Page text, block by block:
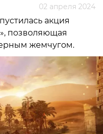
02 апреля 2024
акция
позволяющая
жемчугом.